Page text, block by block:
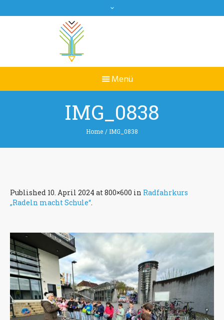
IMG_0838
Home / IMG_0838
Published 10. April 2024 at 800×600 in Radfahrkurs
„Radeln macht Schule“.